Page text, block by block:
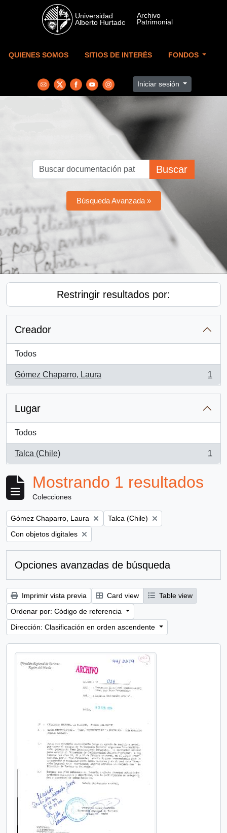
Skip to main content
QUIENES SOMOS SITIOS DE INTERÉS FONDOS
Iniciar sesión
Buscar
Búsqueda Avanzada »
Restringir resultados por:
Creador
Todos
Gómez Chaparro, Laura
, 1 resultados
1
Lugar
Todos
Talca (Chile)
, 1 resultados
1
Mostrando 1 resultados
Colecciones
Remove filter:
Gómez Chaparro, Laura Remove filter:
Talca (Chile)
Remove filter:
Con objetos digitales
Opciones avanzadas de búsqueda
Imprimir vista previa Card view
Table view
Ordenar por: Código de referencia
Dirección: Clasificación en orden ascendente